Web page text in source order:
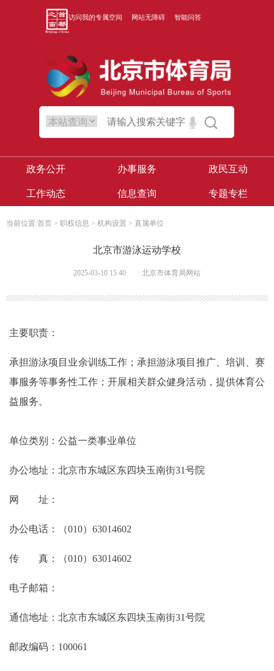
访问我的专属空间 网站无障碍 智能问答
政务公开 办事服务 政民互动
工作动态 信息查询 专题专栏
当前位置:首页 > 职权信息 > 机构设置 > 直属单位
北京市游泳运动学校
2025-03-10 15:40 北京市体育局网站
主要职责：
承担游泳项目业余训练工作；承担游泳项目推广、培训、赛
事服务等事务性工作；开展相关群众健身活动，提供体育公
益服务。
单位类别：公益一类事业单位
办公地址：北京市东城区东四块玉南街31号院
网 址：
办公电话：（010）63014602
传 真：（010）63014602
电子邮箱：
通信地址：北京市东城区东四块玉南街31号院
邮政编码：100061